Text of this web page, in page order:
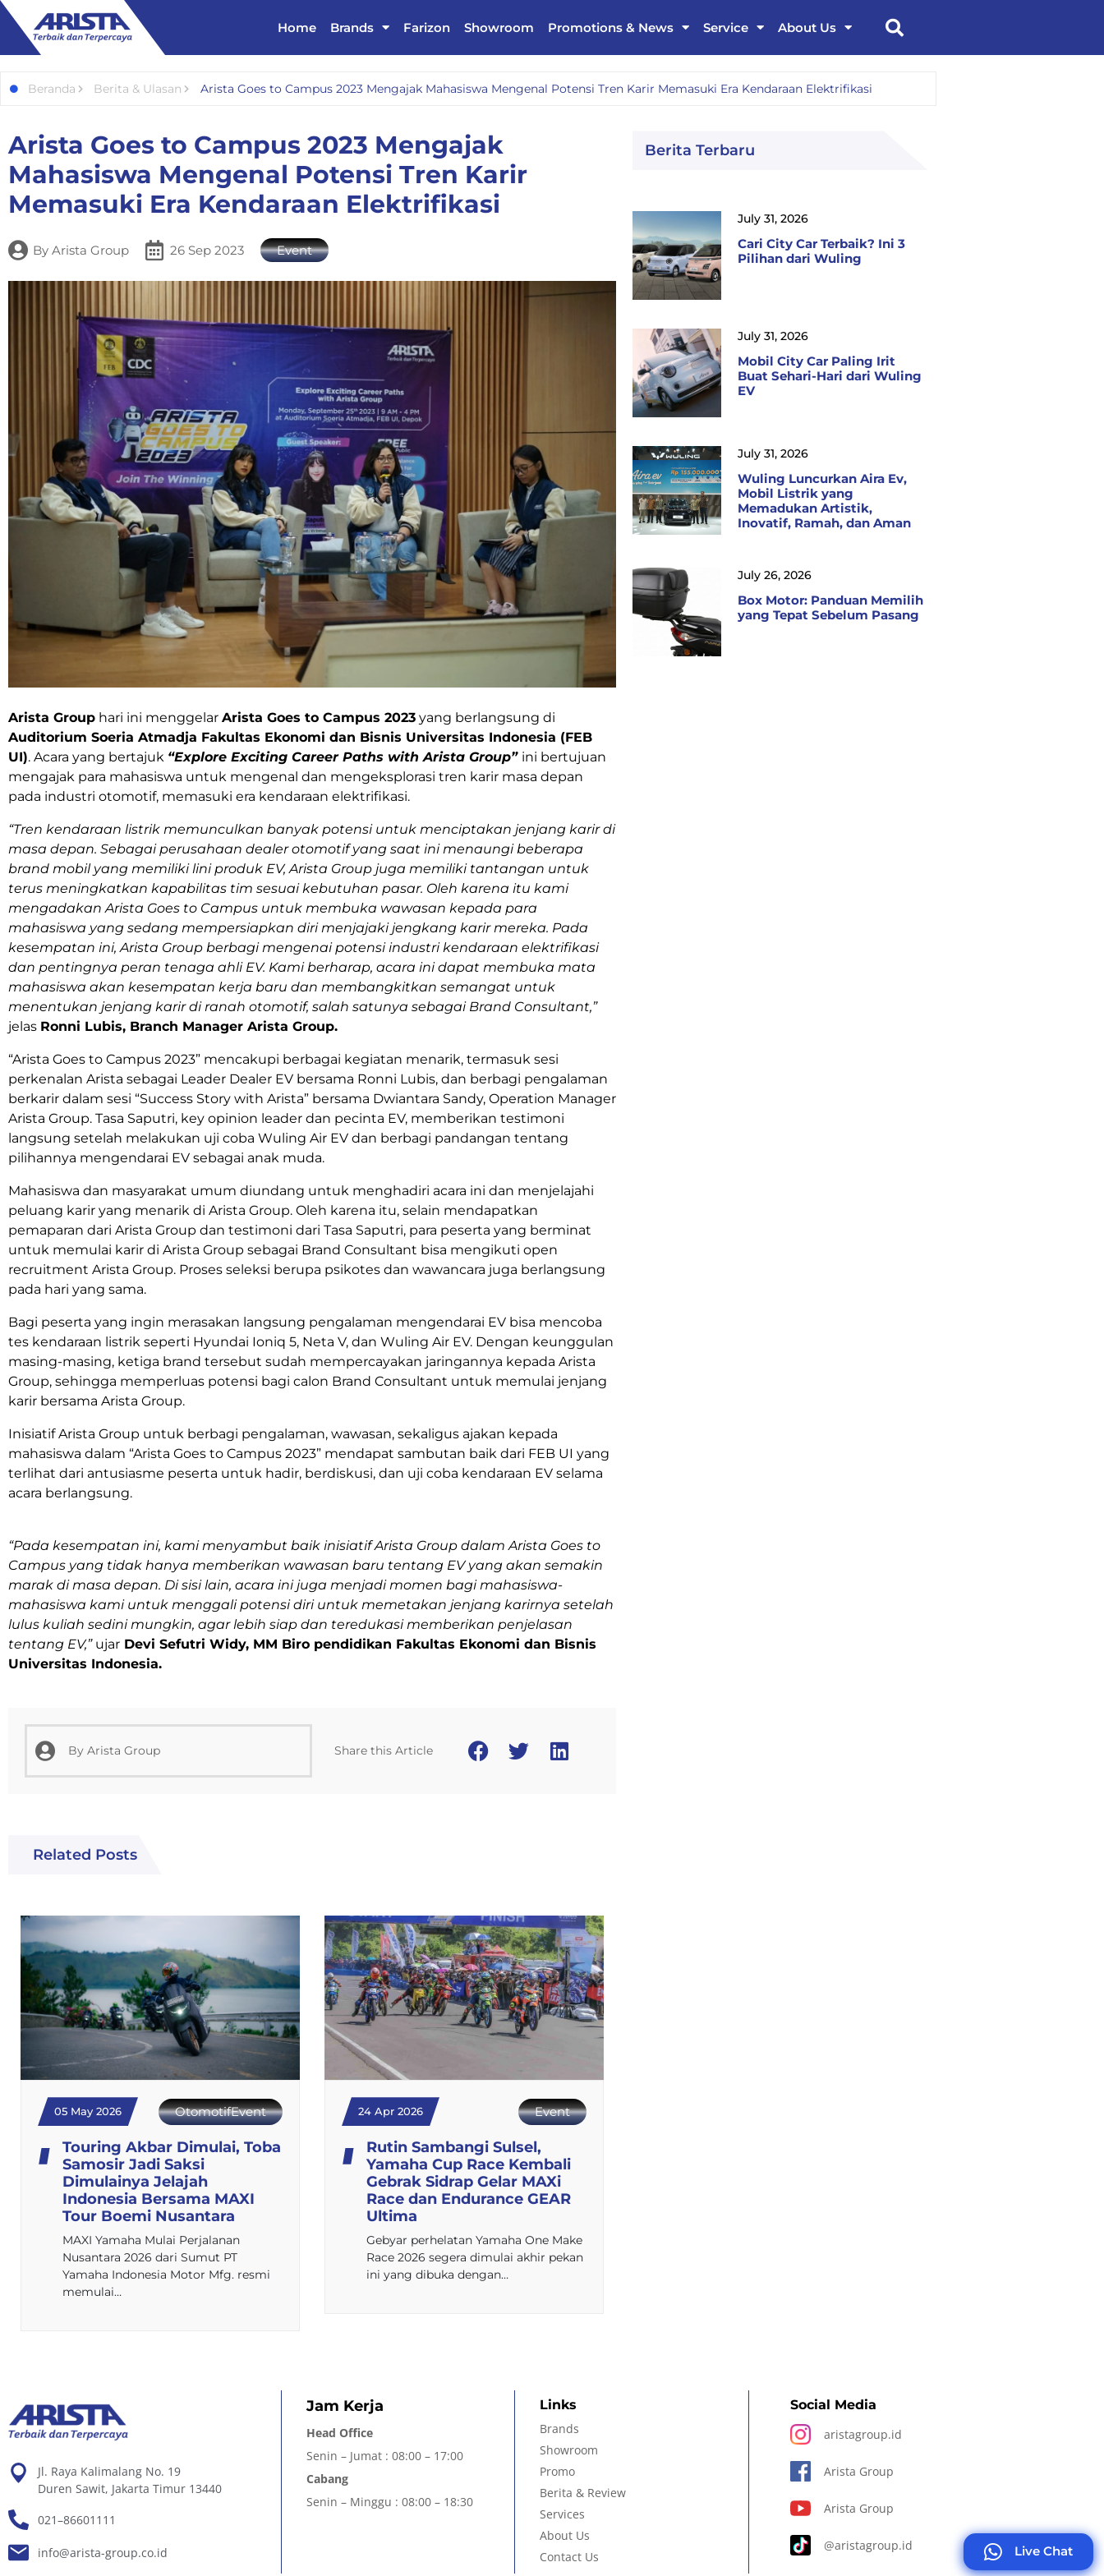
Home Brands Farizon Showroom Promotions & News Service About Us
Beranda Berita & Ulasan Arista Goes to Campus 2023 Mengajak Mahasiswa Mengenal Potensi Tren Karir Memasuki Era Kendaraan Elektrifikasi
Arista Goes to Campus 2023 Mengajak
Mahasiswa Mengenal Potensi Tren Karir
Memasuki Era Kendaraan Elektrifikasi
By Arista Group 26 Sep 2023 Event
Arista Group hari ini menggelar Arista Goes to Campus 2023 yang berlangsung di
Auditorium Soeria Atmadja Fakultas Ekonomi dan Bisnis Universitas Indonesia (FEB
UI). Acara yang bertajuk “Explore Exciting Career Paths with Arista Group” ini bertujuan
mengajak para mahasiswa untuk mengenal dan mengeksplorasi tren karir masa depan
pada industri otomotif, memasuki era kendaraan elektrifikasi.
“Tren kendaraan listrik memunculkan banyak potensi untuk menciptakan jenjang karir di
masa depan. Sebagai perusahaan dealer otomotif yang saat ini menaungi beberapa
brand mobil yang memiliki lini produk EV, Arista Group juga memiliki tantangan untuk
terus meningkatkan kapabilitas tim sesuai kebutuhan pasar. Oleh karena itu kami
mengadakan Arista Goes to Campus untuk membuka wawasan kepada para
mahasiswa yang sedang mempersiapkan diri menjajaki jengkang karir mereka. Pada
kesempatan ini, Arista Group berbagi mengenai potensi industri kendaraan elektrifikasi
dan pentingnya peran tenaga ahli EV. Kami berharap, acara ini dapat membuka mata
mahasiswa akan kesempatan kerja baru dan membangkitkan semangat untuk
menentukan jenjang karir di ranah otomotif, salah satunya sebagai Brand Consultant,”
jelas Ronni Lubis, Branch Manager Arista Group.
“Arista Goes to Campus 2023” mencakupi berbagai kegiatan menarik, termasuk sesi
perkenalan Arista sebagai Leader Dealer EV bersama Ronni Lubis, dan berbagi pengalaman
berkarir dalam sesi “Success Story with Arista” bersama Dwiantara Sandy, Operation Manager
Arista Group. Tasa Saputri, key opinion leader dan pecinta EV, memberikan testimoni
langsung setelah melakukan uji coba Wuling Air EV dan berbagi pandangan tentang
pilihannya mengendarai EV sebagai anak muda.
Mahasiswa dan masyarakat umum diundang untuk menghadiri acara ini dan menjelajahi
peluang karir yang menarik di Arista Group. Oleh karena itu, selain mendapatkan
pemaparan dari Arista Group dan testimoni dari Tasa Saputri, para peserta yang berminat
untuk memulai karir di Arista Group sebagai Brand Consultant bisa mengikuti open
recruitment Arista Group. Proses seleksi berupa psikotes dan wawancara juga berlangsung
pada hari yang sama.
Bagi peserta yang ingin merasakan langsung pengalaman mengendarai EV bisa mencoba
tes kendaraan listrik seperti Hyundai Ioniq 5, Neta V, dan Wuling Air EV. Dengan keunggulan
masing-masing, ketiga brand tersebut sudah mempercayakan jaringannya kepada Arista
Group, sehingga memperluas potensi bagi calon Brand Consultant untuk memulai jenjang
karir bersama Arista Group.
Inisiatif Arista Group untuk berbagi pengalaman, wawasan, sekaligus ajakan kepada
mahasiswa dalam “Arista Goes to Campus 2023” mendapat sambutan baik dari FEB UI yang
terlihat dari antusiasme peserta untuk hadir, berdiskusi, dan uji coba kendaraan EV selama
acara berlangsung.
“Pada kesempatan ini, kami menyambut baik inisiatif Arista Group dalam Arista Goes to
Campus yang tidak hanya memberikan wawasan baru tentang EV yang akan semakin
marak di masa depan. Di sisi lain, acara ini juga menjadi momen bagi mahasiswa-
mahasiswa kami untuk menggali potensi diri untuk memetakan jenjang karirnya setelah
lulus kuliah sedini mungkin, agar lebih siap dan teredukasi memberikan penjelasan
tentang EV,”ujar Devi Sefutri Widy, MM Biro pendidikan Fakultas Ekonomi dan Bisnis
Universitas Indonesia.
By Arista Group Share this Article
Related Posts
05 May 2026 OtomotifEvent
Touring Akbar Dimulai, Toba
Samosir Jadi Saksi
Dimulainya Jelajah
Indonesia Bersama MAXI
Tour Boemi Nusantara
MAXI Yamaha Mulai Perjalanan
Nusantara 2026 dari Sumut PT
Yamaha Indonesia Motor Mfg. resmi
memulai…
24 Apr 2026 Event
Rutin Sambangi Sulsel,
Yamaha Cup Race Kembali
Gebrak Sidrap Gelar MAXi
Race dan Endurance GEAR
Ultima
Gebyar perhelatan Yamaha One Make
Race 2026 segera dimulai akhir pekan
ini yang dibuka dengan…
Berita Terbaru
Cari City Car Terbaik? Ini 3
Pilihan dari Wuling
July 31, 2026
Mobil City Car Paling Irit
Buat Sehari-Hari dari Wuling
EV
July 31, 2026
Wuling Luncurkan Aira Ev,
Mobil Listrik yang
Memadukan Artistik,
Inovatif, Ramah, dan Aman
July 31, 2026
Box Motor: Panduan Memilih
yang Tepat Sebelum Pasang
July 26, 2026
Jl. Raya Kalimalang No. 19
Duren Sawit, Jakarta Timur 13440
021–86601111
info@arista-group.co.id
Jam Kerja
Head Office
Senin – Jumat : 08:00 – 17:00
Cabang
Senin – Minggu : 08:00 – 18:30
Links
Brands
Showroom
Promo
Berita & Review
Services
About Us
Contact Us
Social Media
aristagroup.id
Arista Group
Arista Group
@aristagroup.id Live Chat